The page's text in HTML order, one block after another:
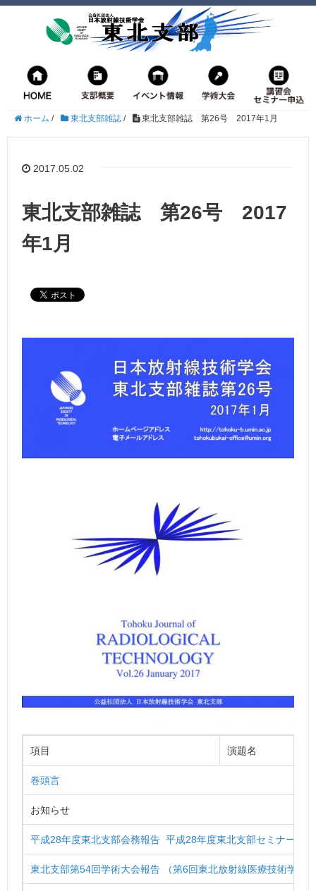
ホーム / 東北支部雑誌 / 東北支部雑誌 第26号 2017年1月
2017.05.02
東北支部雑誌 第26号 2017
年1月
項目 演題名
巻頭言
お知らせ
平成28年度東北支部会務報告 平成28年度東北支部セミナー報告
東北支部第54回学術大会報告 （第6回東北放射線医療技術学術